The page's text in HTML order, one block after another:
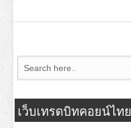
เว็บเทรดบิทคอยน์ไทย